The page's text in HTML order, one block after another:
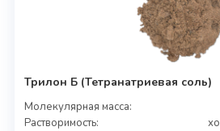
Трилон Б (Тетранатриевая соль)
Молекулярная масса:
Растворимость: